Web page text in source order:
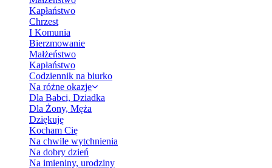
Kapłaństwo
Chrzest
I Komunia
Bierzmowanie
Małżeństwo
Kapłaństwo
Codziennik na biurko
Na różne okazje
Dla Babci, Dziadka
Dla Żony, Męża
Dziękuję
Kocham Cię
Na chwile wytchnienia
Na dobry dzień
Na imieniny, urodziny